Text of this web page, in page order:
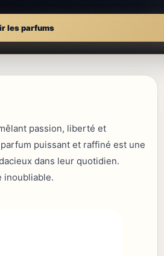
les parfums
passion, liberté et
puissant et raffiné est une
dans leur quotidien.
inoubliable.